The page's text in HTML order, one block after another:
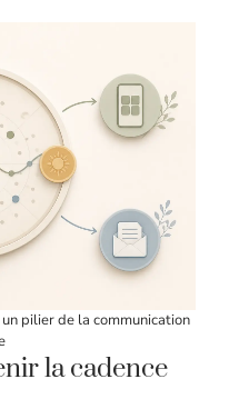
pilier de la communication
la cadence